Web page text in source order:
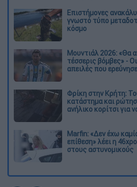
Επιστήμονες
γνωστό τύπο
κόσμο
Μουντιάλ 2026: «Θα
τέσσερις βόμβες» -
απειλές που
Φρίκη στην Κρήτη:
κατάστημα και
ανήλικο κορίτσι για
Marfin: «Δεν έχω
επίθεση» λέει η
στους αστυνομικούς